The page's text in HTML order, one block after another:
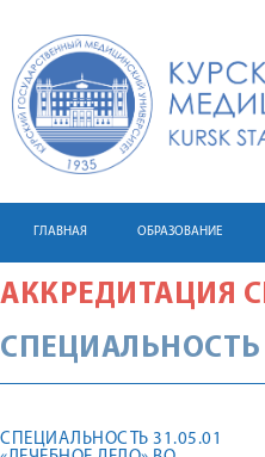
ГЛАВНАЯ ОБРАЗОВАНИЕ
АККРЕДИТАЦИЯ
СПЕЦИАЛЬНОСТЬ
СПЕЦИАЛЬНОСТЬ 31.05.01